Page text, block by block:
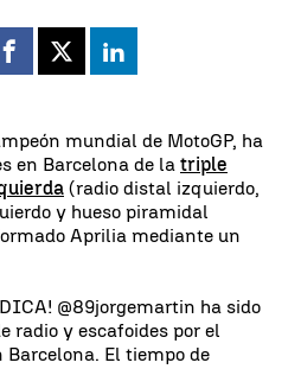
Facebook
X Linkedin
mundial de MotoGP, ha
en Barcelona de la triple
(radio distal izquierdo,
y hueso piramidal
Aprilia mediante un
@89jorgemartin ha sido
radio y escafoides por el
El tiempo de